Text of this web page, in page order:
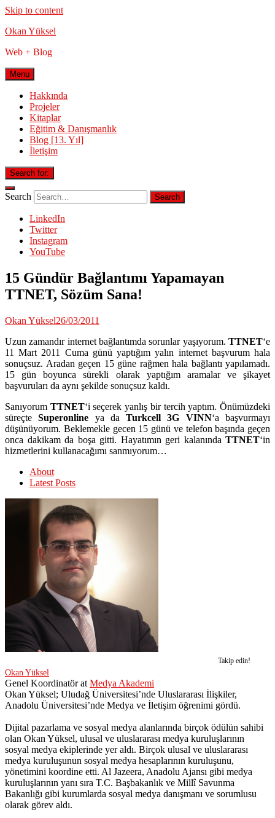
Skip to content
Okan Yüksel
Web + Blog
Menu
Hakkında
Projeler
Kitaplar
Eğitim & Danışmanlık
Blog [13. Yıl]
İletişim
Search for:
Search
LinkedIn
Twitter
Instagram
YouTube
15 Gündür Bağlantımı Yapamayan
TTNET, Sözüm Sana!
Okan Yüksel26/03/2011
Uzun zamandır internet bağlantımda sorunlar yaşıyorum. TTNET‘e
11 Mart 2011 Cuma günü yaptığım yalın internet başvurum hala
sonuçsuz. Aradan geçen 15 güne rağmen hala bağlantı yapılamadı.
15 gün boyunca sürekli olarak yaptığım aramalar ve şikayet
başvuruları da aynı şekilde sonuçsuz kaldı.
Sanıyorum TTNET‘i seçerek yanlış bir tercih yaptım. Önümüzdeki
süreçteSuperonline ya daTurkcell 3G VINN‘a başvurmayı
düşünüyorum. Beklemekle gecen 15 günü ve telefon başında geçen
onca dakikam da boşa gitti. Hayatımın geri kalanında TTNET‘in
hizmetlerini kullanacağımı sanmıyorum…
About
Latest Posts
Takip edin!
Okan Yüksel
Genel Koordinatörat Medya Akademi
Okan Yüksel; Uludağ Üniversitesi’nde Uluslararası İlişkiler,
Anadolu Üniversitesi’nde Medya ve İletişim öğrenimi gördü.
Dijital pazarlama ve sosyal medya alanlarında birçok ödülün sahibi
olan Okan Yüksel, ulusal ve uluslararası medya kuruluşlarının
sosyal medya ekiplerinde yer aldı. Birçok ulusal ve uluslararası
medya kuruluşunun sosyal medya hesaplarının kuruluşunu,
yönetimini koordine etti. Al Jazeera, Anadolu Ajansı gibi medya
kuruluşlarının yanı sıra T.C. Başbakanlık ve Millî Savunma
Bakanlığı gibi kurumlarda sosyal medya danışmanı ve sorumlusu
olarak görev aldı.